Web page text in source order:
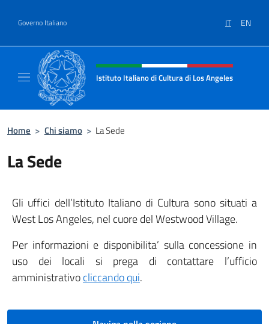
Governo Italiano IT EN
Intestazione sito, social e menù
Istituto Italiano di Cultura di Los Angeles
Home > Chi siamo > La Sede
La Sede
Gli uffici dell’Istituto Italiano di Cultura sono situati a
West Los Angeles, nel cuore del Westwood Village.
Per informazioni e disponibilita’ sulla concessione in
uso dei locali si prega di contattare l’ufficio
amministrativocliccando qui.